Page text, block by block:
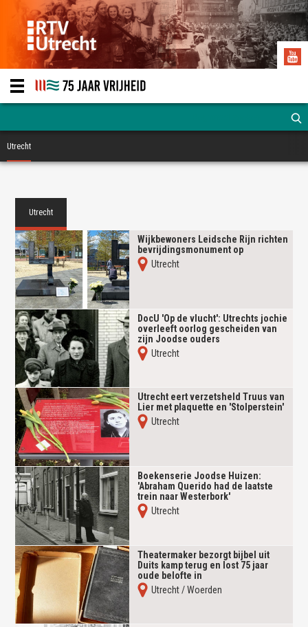
Utrecht
Utrecht
Wijkbewoners Leidsche Rijn richten
bevrijdingsmonument op
Utrecht
DocU 'Op de vlucht': Utrechts jochie
overleeft oorlog gescheiden van
zijn Joodse ouders
Utrecht
Utrecht eert verzetsheld Truus van
Lier met plaquette en 'Stolperstein'
Utrecht
Boekenserie Joodse Huizen:
'Abraham Querido had de laatste
trein naar Westerbork'
Utrecht
Theatermaker bezorgt bijbel uit
Duits kamp terug en lost 75 jaar
oude belofte in
Utrecht / Woerden